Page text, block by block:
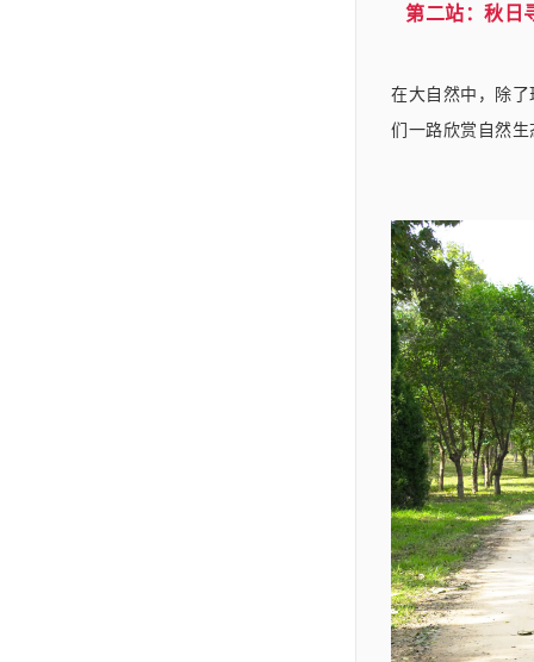
第二站：秋日
在大自然中，除
们一路欣赏自然